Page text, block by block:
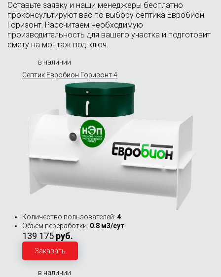
Оставьте заявку и наши менеджеры бесплатно
проконсультируют вас по выбору септика Евробион
Горизонт. Рассчитаем необходимую
производительность для вашего участка и подготовит
смету на монтаж под ключ.
в наличии
Септик Евробион Горизонт 4
Количество пользователей: 4
Объём переработки: 0.8 м3/сут
139 175 руб.
Заказать
в наличии